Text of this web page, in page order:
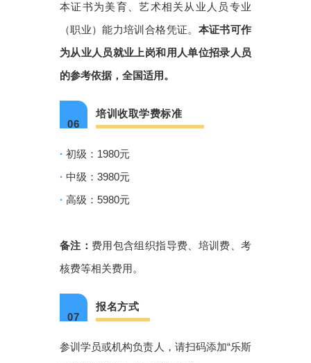
本证书为美育、艺术相关从业人员专业
（职业）能力培训合格凭证。 本证书可作
为从业人员就业上岗和用人单位招录人员
的参考依据，全国适用。
06
培训收取学费标准
· 初级：1980元
· 中级：3980元
· 高级：5980元
备注： 费用包含组织指导费、培训费、考
核费等相关费用。
07
报名方式
参训学员或机构负责人，请扫码添加“乐斯